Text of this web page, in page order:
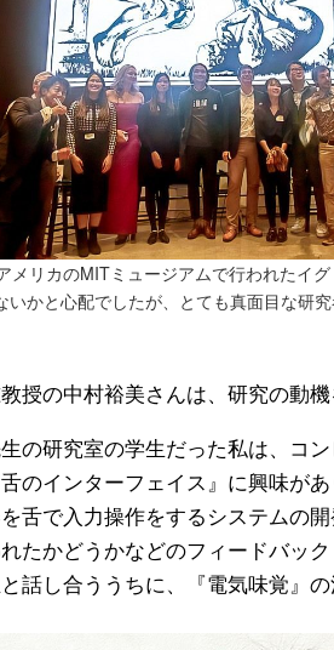
メリカのMITミュージアムで行われたイ
いかと心配でしたが、とても真面目な研
授の中村裕美さんは、研究の動機
生の研究室の学生だった私は、コ
のインターフェイス』に興味が
舌で入力操作をするシステムの
たかどうかなどのフィードバッ
話し合ううちに、『電気味覚』の